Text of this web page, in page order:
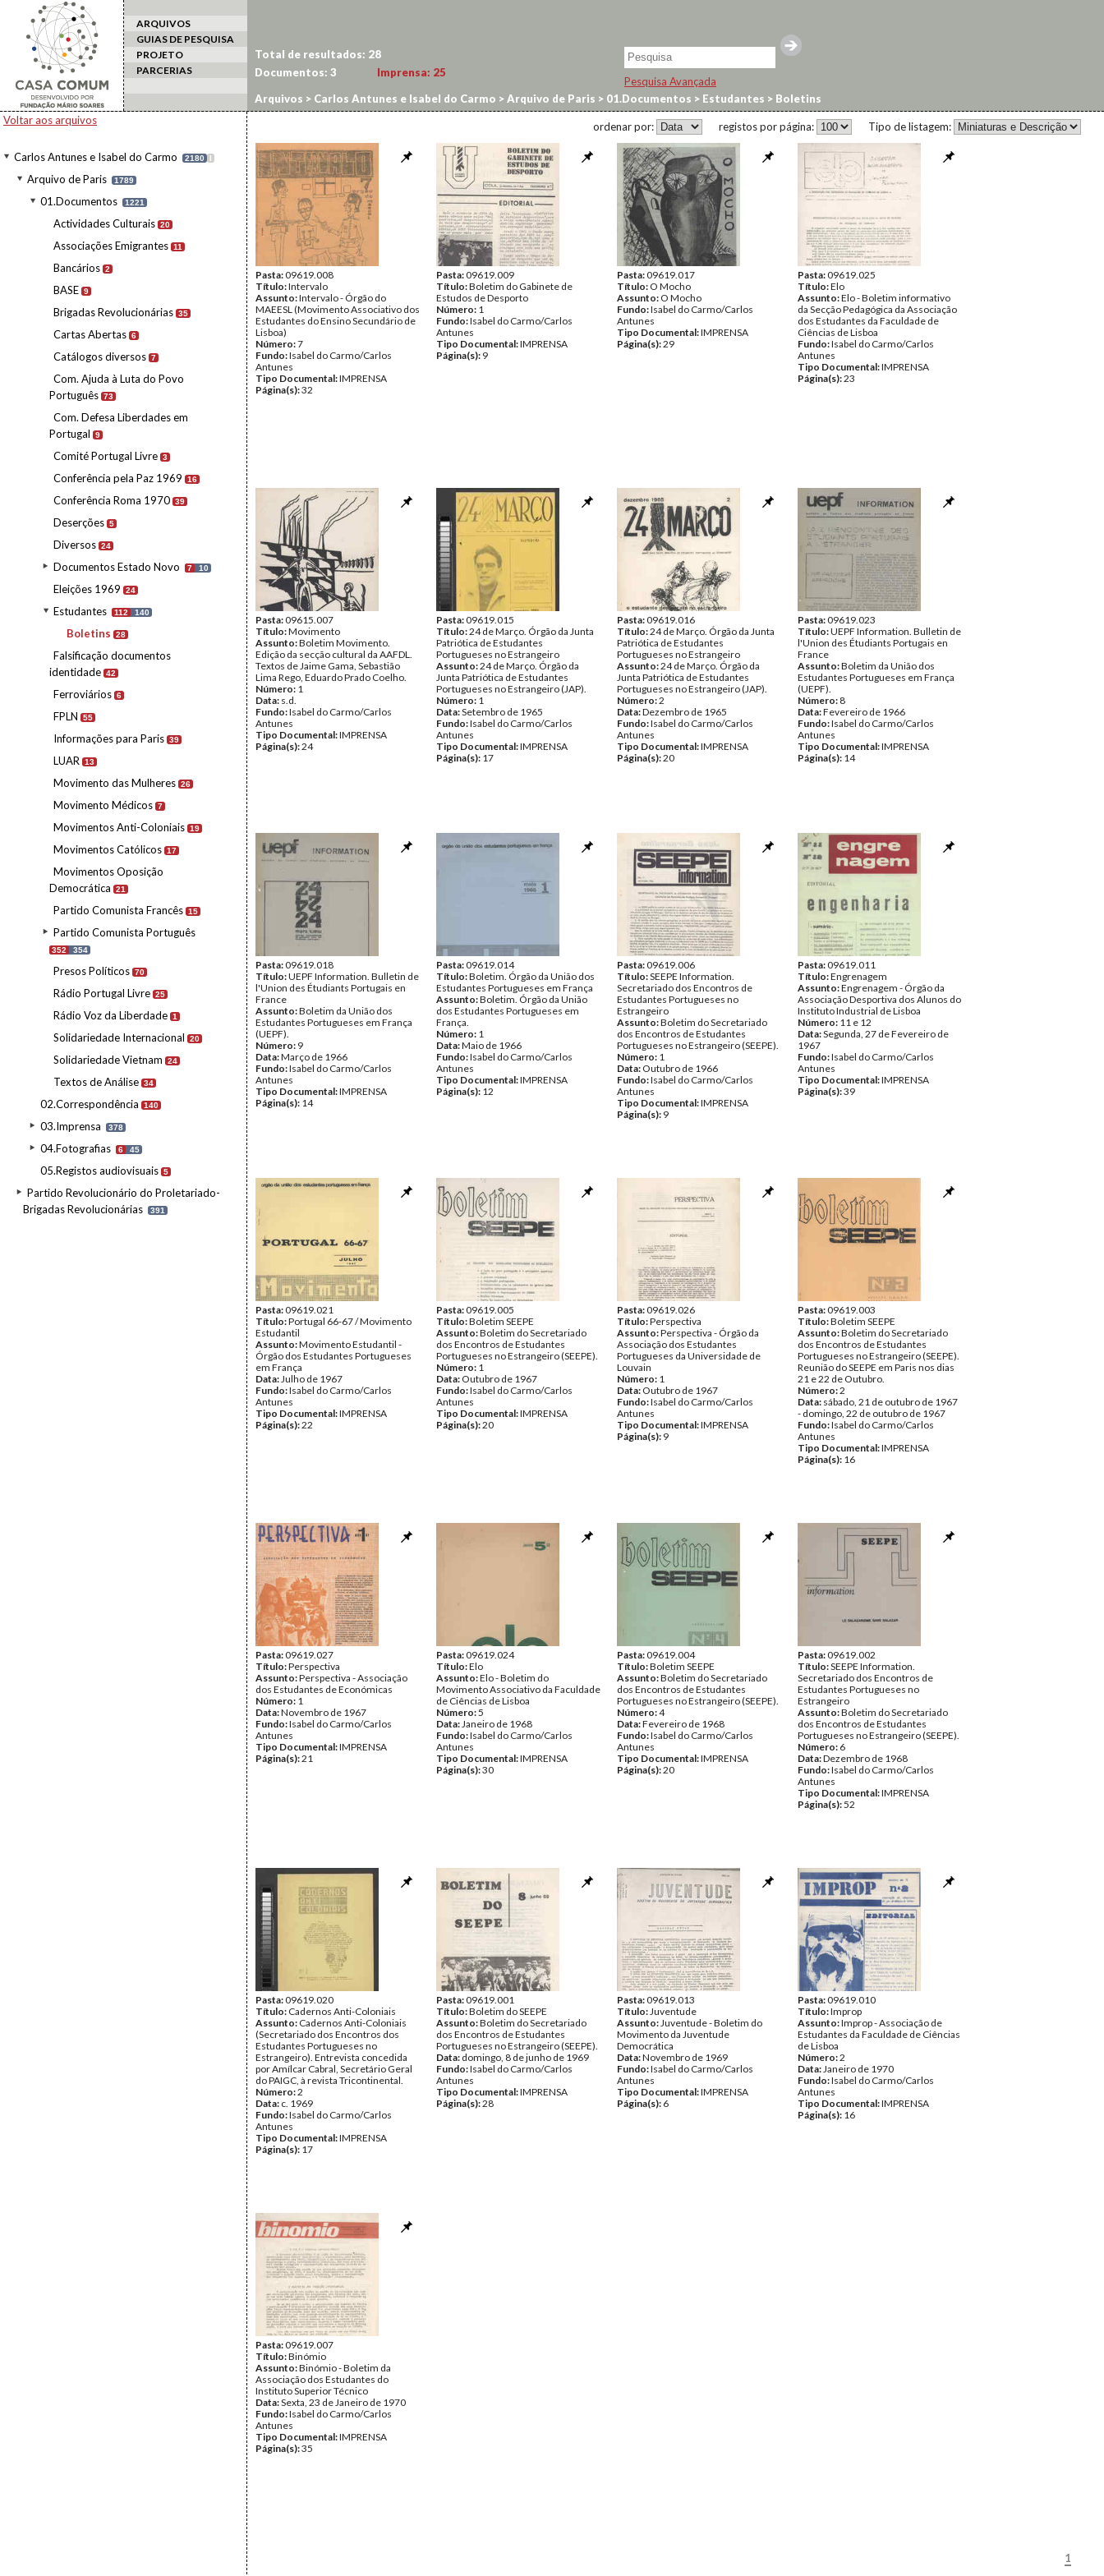
ARQUIVOS
GUIAS DE PESQUISA
PROJETO
PARCERIAS
Pesquisa Avançada
Voltar aos arquivos
Carlos Antunes e Isabel do Carmo 2180 I
Arquivo de Paris 1789
01.Documentos 1221
Actividades Culturais 20
Associações Emigrantes 11
Bancários 2
BASE 9
Brigadas Revolucionárias 35
Cartas Abertas 6
Catálogos diversos 7
Com. Ajuda à Luta do Povo
Português 73
Com. Defesa Liberdades em
Portugal
9
Comité Portugal Livre 3
Conferência pela Paz 1969 16
Conferência Roma 1970 39
Deserções 5
Diversos 24
Documentos Estado Novo 7 10
Eleições 1969 24
Estudantes 112 140
Boletins 28
Falsificação documentos
identidade 42
Ferroviários 6
FPLN 55
Informações para Paris 39
LUAR 13
Movimento das Mulheres 26
Movimento Médicos 7
Movimentos Anti-Coloniais 19
Movimentos Católicos 17
Movimentos Oposição
Democrática
21
Partido Comunista Francês 15
Partido Comunista Português
352 354
Presos Políticos 70
Rádio Portugal Livre 25
Rádio Voz da Liberdade 1
Solidariedade Internacional 20
Solidariedade Vietnam 24
Textos de Análise 34
02.Correspondência 140
03.Imprensa 378
04.Fotografias 6 45
05.Registos audiovisuais 5
Partido Revolucionário do Proletariado-
Brigadas Revolucionárias
391
Total de resultados: 28
Documentos: 3 Imprensa: 25
Arquivos > Carlos Antunes e Isabel do Carmo >Arquivo de Paris > 01.Documentos > Estudantes > Boletins
Tipo de listagem:
registos por página:
ordenar por:
Pasta:09619.008
Título:Intervalo
Assunto:Intervalo - Órgão do
MAEESL (Movimento Associativo dos
Estudantes do Ensino Secundário de
Lisboa)
Número:7
Fundo:Isabel do Carmo/Carlos
Antunes
Tipo Documental:IMPRENSA
Página(s):32
Pasta:09619.009
Título:Boletim do Gabinete de
Estudos de Desporto
Número: 1
Fundo:Isabel do Carmo/Carlos
Antunes
Tipo Documental:IMPRENSA
Página(s): 9
Pasta:09619.017
Título: O Mocho
Assunto: O Mocho
Fundo:Isabel do Carmo/Carlos
Antunes
Tipo Documental:IMPRENSA
Página(s):29
Pasta:09619.025
Título:Elo
Assunto:Elo - Boletim informativo
da Secção Pedagógica da Associação
dos Estudantes da Faculdade de
Ciências de Lisboa
Fundo:Isabel do Carmo/Carlos
Antunes
Tipo Documental:IMPRENSA
Página(s):23
Pasta:09615.007
Título:Movimento
Assunto:Boletim Movimento.
Edição da secção cultural da AAFDL.
Textos de Jaime Gama, Sebastião
Lima Rego, Eduardo Prado Coelho.
Número: 1
Data: s.d.
Fundo:Isabel do Carmo/Carlos
Antunes
Tipo Documental:IMPRENSA
Página(s):24
Pasta:09619.015
Título:24 de Março. Órgão da Junta
Patriótica de Estudantes
Portugueses no Estrangeiro
Assunto:24 de Março. Órgão da
Junta Patriótica de Estudantes
Portugueses no Estrangeiro (JAP).
Número: 1
Data:Setembro de 1965
Fundo:Isabel do Carmo/Carlos
Antunes
Tipo Documental:IMPRENSA
Página(s): 17
Pasta:09619.016
Título:24 de Março. Órgão da Junta
Patriótica de Estudantes
Portugueses no Estrangeiro
Assunto:24 de Março. Órgão da
Junta Patriótica de Estudantes
Portugueses no Estrangeiro (JAP).
Número:2
Data:Dezembro de 1965
Fundo:Isabel do Carmo/Carlos
Antunes
Tipo Documental:IMPRENSA
Página(s):20
Pasta:09619.023
Título:UEPF Information. Bulletin de
l'Union des Étudiants Portugais en
France
Assunto:Boletim da União dos
Estudantes Portugueses em França
(UEPF).
Número: 8
Data:Fevereiro de 1966
Fundo:Isabel do Carmo/Carlos
Antunes
Tipo Documental:IMPRENSA
Página(s): 14
Pasta:09619.018
Título:UEPF Information. Bulletin de
l'Union des Étudiants Portugais en
France
Assunto:Boletim da União dos
Estudantes Portugueses em França
(UEPF).
Número: 9
Data:Março de 1966
Fundo:Isabel do Carmo/Carlos
Antunes
Tipo Documental:IMPRENSA
Página(s): 14
Pasta:09619.014
Título:Boletim. Órgão da União dos
Estudantes Portugueses em França
Assunto:Boletim. Órgão da União
dos Estudantes Portugueses em
França.
Número: 1
Data:Maio de 1966
Fundo:Isabel do Carmo/Carlos
Antunes
Tipo Documental:IMPRENSA
Página(s): 12
Pasta:09619.006
Título:SEEPE Information.
Secretariado dos Encontros de
Estudantes Portugueses no
Estrangeiro
Assunto:Boletim do Secretariado
dos Encontros de Estudantes
Portugueses no Estrangeiro (SEEPE).
Número: 1
Data: Outubro de 1966
Fundo:Isabel do Carmo/Carlos
Antunes
Tipo Documental:IMPRENSA
Página(s): 9
Pasta:09619.011
Título:Engrenagem
Assunto:Engrenagem - Órgão da
Associação Desportiva dos Alunos do
Instituto Industrial de Lisboa
Número: 11 e 12
Data:Segunda, 27 de Fevereiro de
1967
Fundo:Isabel do Carmo/Carlos
Antunes
Tipo Documental:IMPRENSA
Página(s):39
Pasta:09619.021
Título:Portugal 66-67 / Movimento
Estudantil
Assunto:Movimento Estudantil -
Órgão dos Estudantes Portugueses
em França
Data:Julho de 1967
Fundo:Isabel do Carmo/Carlos
Antunes
Tipo Documental:IMPRENSA
Página(s):22
Pasta:09619.005
Título:Boletim SEEPE
Assunto:Boletim do Secretariado
dos Encontros de Estudantes
Portugueses no Estrangeiro (SEEPE).
Número: 1
Data: Outubro de 1967
Fundo:Isabel do Carmo/Carlos
Antunes
Tipo Documental:IMPRENSA
Página(s):20
Pasta:09619.026
Título:Perspectiva
Assunto:Perspectiva - Órgão da
Associação dos Estudantes
Portugueses da Universidade de
Louvain
Número: 1
Data: Outubro de 1967
Fundo:Isabel do Carmo/Carlos
Antunes
Tipo Documental:IMPRENSA
Página(s): 9
Pasta:09619.003
Título:Boletim SEEPE
Assunto:Boletim do Secretariado
dos Encontros de Estudantes
Portugueses no Estrangeiro (SEEPE).
Reunião do SEEPE em Paris nos dias
21 e 22 de Outubro.
Número:2
Data: sábado, 21 de outubro de 1967
- domingo, 22 de outubro de 1967
Fundo:Isabel do Carmo/Carlos
Antunes
Tipo Documental:IMPRENSA
Página(s): 16
Pasta:09619.027
Título:Perspectiva
Assunto:Perspectiva - Associação
dos Estudantes de Económicas
Número: 1
Data:Novembro de 1967
Fundo:Isabel do Carmo/Carlos
Antunes
Tipo Documental:IMPRENSA
Página(s):21
Pasta:09619.024
Título:Elo
Assunto:Elo - Boletim do
Movimento Associativo da Faculdade
de Ciências de Lisboa
Número:5
Data:Janeiro de 1968
Fundo:Isabel do Carmo/Carlos
Antunes
Tipo Documental:IMPRENSA
Página(s):30
Pasta:09619.004
Título:Boletim SEEPE
Assunto:Boletim do Secretariado
dos Encontros de Estudantes
Portugueses no Estrangeiro (SEEPE).
Número:4
Data:Fevereiro de 1968
Fundo:Isabel do Carmo/Carlos
Antunes
Tipo Documental:IMPRENSA
Página(s):20
Pasta:09619.002
Título:SEEPE Information.
Secretariado dos Encontros de
Estudantes Portugueses no
Estrangeiro
Assunto:Boletim do Secretariado
dos Encontros de Estudantes
Portugueses no Estrangeiro (SEEPE).
Número: 6
Data:Dezembro de 1968
Fundo:Isabel do Carmo/Carlos
Antunes
Tipo Documental:IMPRENSA
Página(s):52
Pasta:09619.020
Título: Cadernos Anti-Coloniais
Assunto: Cadernos Anti-Coloniais
(Secretariado dos Encontros dos
Estudantes Portugueses no
Estrangeiro). Entrevista concedida
por Amílcar Cabral, Secretário Geral
do PAIGC, à revista Tricontinental.
Número:2
Data: c. 1969
Fundo:Isabel do Carmo/Carlos
Antunes
Tipo Documental:IMPRENSA
Página(s): 17
Pasta:09619.001
Título:Boletim do SEEPE
Assunto:Boletim do Secretariado
dos Encontros de Estudantes
Portugueses no Estrangeiro (SEEPE).
Data: domingo, 8 de junho de 1969
Fundo:Isabel do Carmo/Carlos
Antunes
Tipo Documental:IMPRENSA
Página(s):28
Pasta:09619.013
Título:Juventude
Assunto:Juventude - Boletim do
Movimento da Juventude
Democrática
Data:Novembro de 1969
Fundo:Isabel do Carmo/Carlos
Antunes
Tipo Documental:IMPRENSA
Página(s): 6
Pasta:09619.010
Título:Improp
Assunto:Improp - Associação de
Estudantes da Faculdade de Ciências
de Lisboa
Número:2
Data:Janeiro de 1970
Fundo:Isabel do Carmo/Carlos
Antunes
Tipo Documental:IMPRENSA
Página(s): 16
Pasta:09619.007
Título:Binómio
Assunto:Binómio - Boletim da
Associação dos Estudantes do
Instituto Superior Técnico
Data:Sexta, 23 de Janeiro de 1970
Fundo:Isabel do Carmo/Carlos
Antunes
Tipo Documental:IMPRENSA
Página(s):35
1